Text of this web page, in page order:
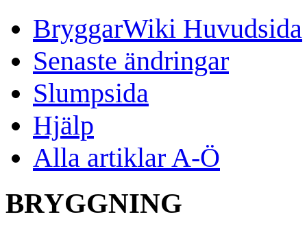
BryggarWiki Huvudsida
Senaste ändringar
Slumpsida
Hjälp
Alla artiklar A-Ö
BRYGGNING